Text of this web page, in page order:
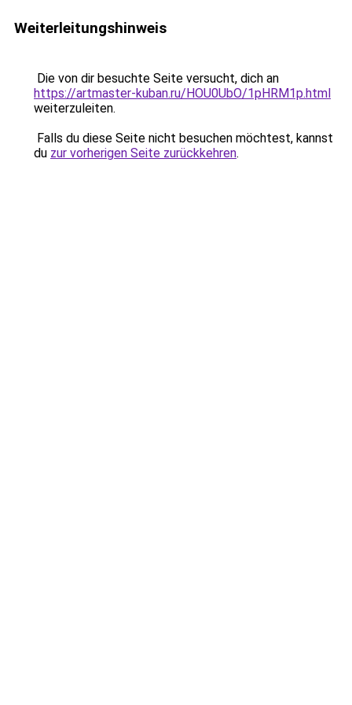
Weiterleitungshinweis
Die von dir besuchte Seite versucht, dich an
https://artmaster-kuban.ru/HOU0UbO/1pHRM1p.html
weiterzuleiten.
Falls du diese Seite nicht besuchen möchtest, kannst
du zur vorherigen Seite zurückkehren.